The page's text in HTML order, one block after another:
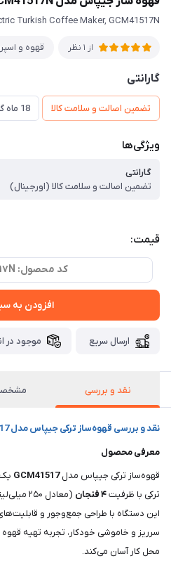
Turkish Coffee Maker, GCM41517N
از 1 نظر قهوه و
گارانتی
تضمین اصالت و سلامت کالا 18 ماه گارانتی و 60 ماه خدمات پس از فروش و ضمانت تعویض
ویژگی‌ها
گارانتی
تضمین اصالت و سلامت کالا (اورجینال)
قیمت:
کد محصول: GCM41517N
افزودن به
ارسال سریع موجود در
نقد و بررسی
نقد و بررسی قهوه‌ساز ترکی جیپاس مدل GCM41517
معرفی محصول
قهوه‌ساز ترکی جیپاس مدلGCM41517
ترکی با ظرفیت۴ فنجان (معادل ۲۵۰ میلی‌لیتر) و
این دستگاه با طراحی جمع‌وجور و
سرریز و خاموشی خودکار، تجربه تهیه قهوه
محل کار آسان می‌کند.